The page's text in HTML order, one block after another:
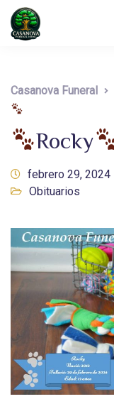
Casanova Funeral
Rocky
febrero 29, 2024
Obituarios